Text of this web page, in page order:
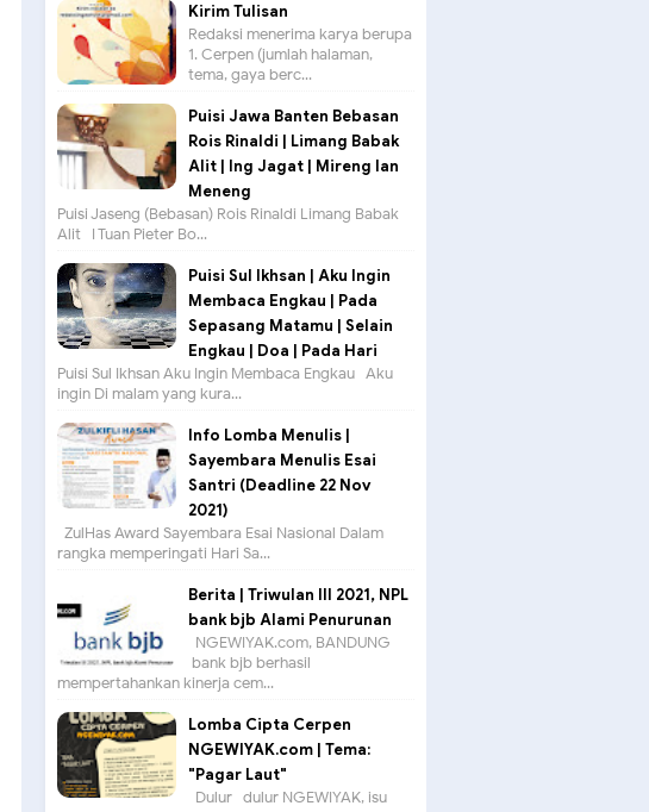
Kirim Tulisan
Redaksi menerima karya berupa
1. Cerpen (jumlah halaman,
tema, gaya berc...
Puisi Jawa Banten Bebasan
Rois Rinaldi | Limang Babak
Alit | Ing Jagat | Mireng lan
Meneng
Puisi Jaseng (Bebasan) Rois Rinaldi Limang Babak
Alit I Tuan Pieter Bo...
Puisi Sul Ikhsan | Aku Ingin
Membaca Engkau | Pada
Sepasang Matamu | Selain
Engkau | Doa | Pada Hari
Puisi Sul Ikhsan Aku Ingin Membaca Engkau Aku
ingin Di malam yang kura...
Info Lomba Menulis |
Sayembara Menulis Esai
Santri (Deadline 22 Nov
2021)
ZulHas Award Sayembara Esai Nasional Dalam
rangka memperingati Hari Sa...
Berita | Triwulan III 2021, NPL
bank bjb Alami Penurunan
NGEWIYAK.com, BANDUNG —
bank bjb berhasil
mempertahankan kinerja cem...
Lomba Cipta Cerpen
NGEWIYAK.com | Tema:
"Pagar Laut"
Dulur- dulur NGEWIYAK, isu